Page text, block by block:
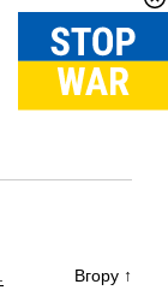
Вгору ↑